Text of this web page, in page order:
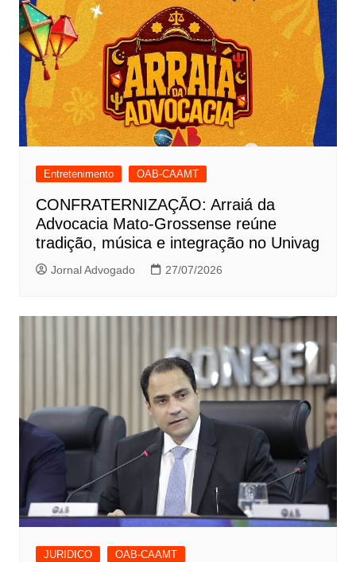
Entretenimento OAB-CAAMT
CONFRATERNIZAÇÃO: Arraiá da
Advocacia Mato-Grossense reúne
tradição, música e integração no Univag
Jornal Advogado 27/07/2026
JURIDICO OAB-CAAMT